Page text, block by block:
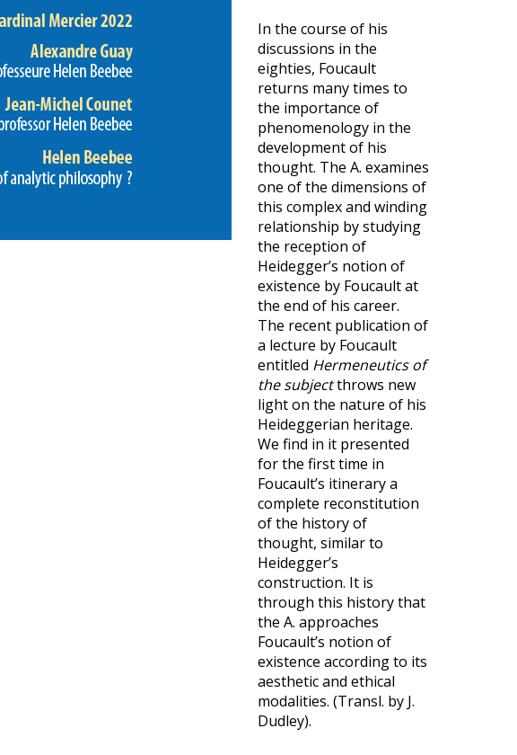
In the course of his
discussions in the
eighties, Foucault
returns many times to
the importance of
phenomenology in the
development of his
thought. The A. examines
one of the dimensions of
this complex and winding
relationship by studying
the reception of
Heidegger’s notion of
existence by Foucault at
the end of his career.
The recent publication of
a lecture by Foucault
entitled Hermeneutics of
the subjectthrows new
light on the nature of his
Heideggerian heritage.
We find in it presented
for the first time in
Foucault’s itinerary a
complete reconstitution
of the history of
thought, similar to
Heidegger’s
construction. It is
through this history that
the A. approaches
Foucault’s notion of
existence according to its
aesthetic and ethical
modalities. (Transl. by J.
Dudley).